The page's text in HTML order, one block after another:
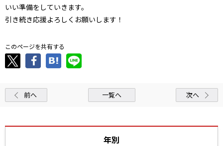
いい準備をしていきます。
引き続き応援よろしくお願いします！
このページを共有する
前へ 一覧へ 次へ
年別